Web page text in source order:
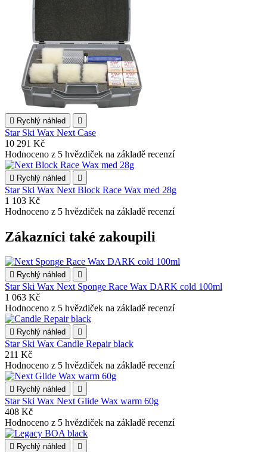
 Rychlý náhled 
Star Ski Wax Next Case
10 291 Kč
Hodnoceno z 5 hvězdiček na základě recenzí
 Rychlý náhled 
Star Ski Wax Next Block Race Wax med 28g
1 103 Kč
Hodnoceno z 5 hvězdiček na základě recenzí
Zákazníci také zakoupili
 Rychlý náhled 
Star Ski Wax Next Sponge Race Wax DARK cold 100ml
1 063 Kč
Hodnoceno z 5 hvězdiček na základě recenzí
 Rychlý náhled 
Star Ski Wax Candle Repair black
211 Kč
Hodnoceno z 5 hvězdiček na základě recenzí
 Rychlý náhled 
Star Ski Wax Next Glide Wax warm 60g
408 Kč
Hodnoceno z 5 hvězdiček na základě recenzí
 Rychlý náhled 